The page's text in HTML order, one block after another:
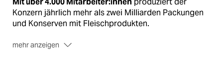
Konzern jährlich mehr als zwei Milliarden Packungen
und Konserven mit Fleischprodukten.
mehr anzeigen